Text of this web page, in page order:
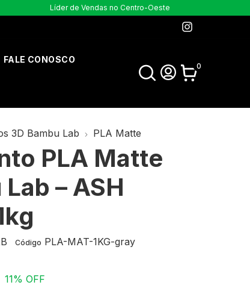
Líder de Vendas no Centro-Oeste
FALE CONOSCO
0
3D Bambu Lab PLA Matte
PLA Matte
– ASH
Código PLA-MAT-1KG-gray
11% OFF